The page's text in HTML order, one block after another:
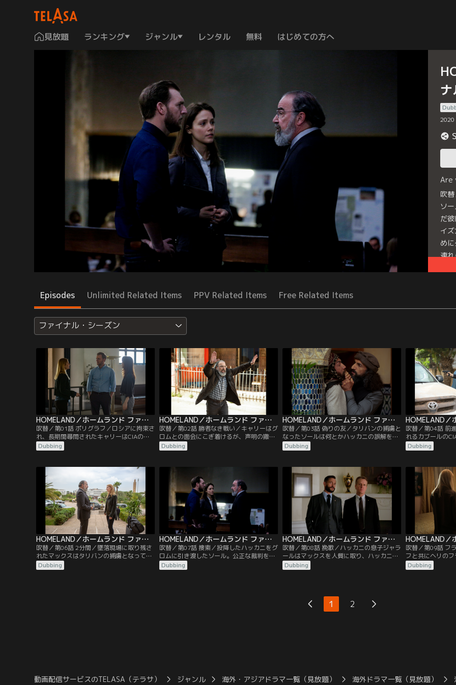
見放題 ランキング ジャンル レンタル 無料 はじめての方へ
2020
Are
吹
ソ
だ
イ
め
連
Episodes Unlimited Related Items PPV Related Items Free Related Items
ファイナル・シーズン
HOMELAND／ホームランド ファイナル・シーズン 第01話／吹替
吹替／第01話 ポリグラフ／ロシアに拘束さ
れ、長期間尋問されたキャリーはCIAのポ
リグラフ検査に引っかかってしまうが、ソ
ールの一存でアフガニスタンとタリバンが
になる。同じ頃マックスは、国境付近にあ
る盗聴器を修理するという任務を課せら
れ、危険な地帯での作業を行うはめになっ
ていた。
Dubbing
HOMELAND／ホームランド ファイナル・シーズン 第02話／吹替
吹替／第02話 勝者なき戦い／キャリーはグ
ロムとの面会にこぎ着けるが、声明の撤回
を拒否されてしまう。グロムに圧力をかけ
るため、取引材料を探すキャリーの元に差
の名前が書かれていた。一方、ソールはマ
ックスからもたらされた情報を頼りに、グ
アンタナモの捕虜を利用してハッカニに手
紙を届けようとする。
Dubbing
HOMELAND／ホームランド ファイナル・シーズン 第03話／吹替
吹替／第03話 偽りの友／タリバンの捕虜と
なったソールは何とかハッカニの誤解を解
こうとする。身内に裏切り者がいると主張
するソールの言葉を聞き、ハッカニの脳裏
ーでグロモフから接触されたキャリーは、
彼の真意を探ろうと、CIAのカブール支局
長であるマイクにある作戦を持ちかける。
Dubbing
吹替／第04話 前
れるカブールの
リーはグロモフ
いることを知り
った先は飛行場
戦を喜ぶ友人と
くが、そこには
いた。
Dubbing
HOMELAND／ホームランド ファイナル・シーズン 第06話／吹替
吹替／第06話 2分間／墜落現場に取り残さ
れたマックスはタリバンの捕虜となってし
まう。捜索を急がせようとするキャリーだ
が非常事態で現場は手が回らない。そこで
Dubbing
HOMELAND／ホームランド ファイナル・シーズン 第07話／吹替
吹替／第07話 捜索／投降したハッカニをグ
ロムに引き渡したソール。公正な裁判を求
めたものの、らちがあかないと踏んだ彼は
ウェリントンらと打開策を相談するが、そ
Dubbing
HOMELAND／ホームランド ファイナル・シーズン 第08話／吹替
吹替／第08話 挽歌／ハッカニの息子ジャラ
ールはマックスを人質に取り、ハッカニの
死刑が遂行されたら人質を殺すとアメリカ
を脅す。ヘイズたちがグロムに死刑の延期
が成功する確率が五分五分と知って怒った
ヘイズは、ゼイベルの口車に乗ってしま
Dubbing
吹替／第09話 フ
フと共にヘリの
キャリーは、マ
い残した町を目
Dubbing
1 2
動画配信サービスのTELASA（テラサ） ジャンル 海外・アジアドラマ一覧（見放題） 海外ドラマ一覧（見放題）